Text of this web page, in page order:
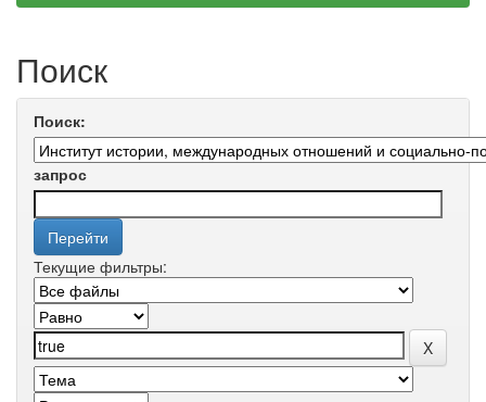
Поиск
Поиск:
запрос
Текущие фильтры: